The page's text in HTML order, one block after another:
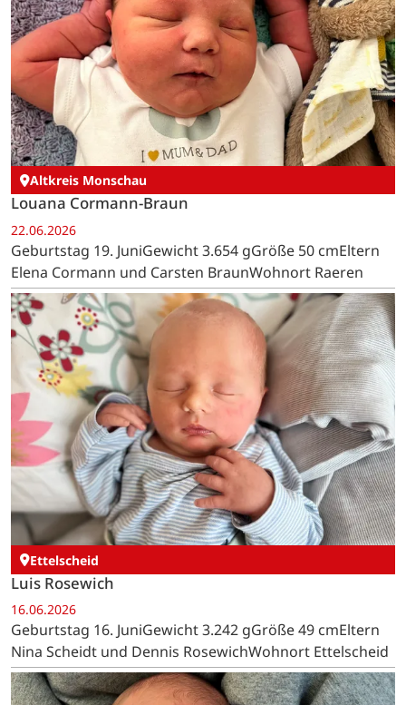
Altkreis Monschau
Louana Cormann-Braun
22.06.2026
Geburtstag 19. JuniGewicht 3.654 gGröße 50 cmEltern
Elena Cormann und Carsten BraunWohnort Raeren
Ettelscheid
Luis Rosewich
16.06.2026
Geburtstag 16. JuniGewicht 3.242 gGröße 49 cmEltern
Nina Scheidt und Dennis RosewichWohnort Ettelscheid